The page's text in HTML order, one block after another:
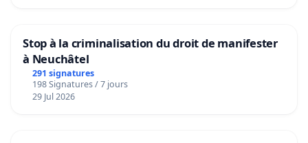
Stop à la criminalisation du droit de manifester
à Neuchâtel
291 signatures
198 Signatures / 7 jours
29 Jul 2026